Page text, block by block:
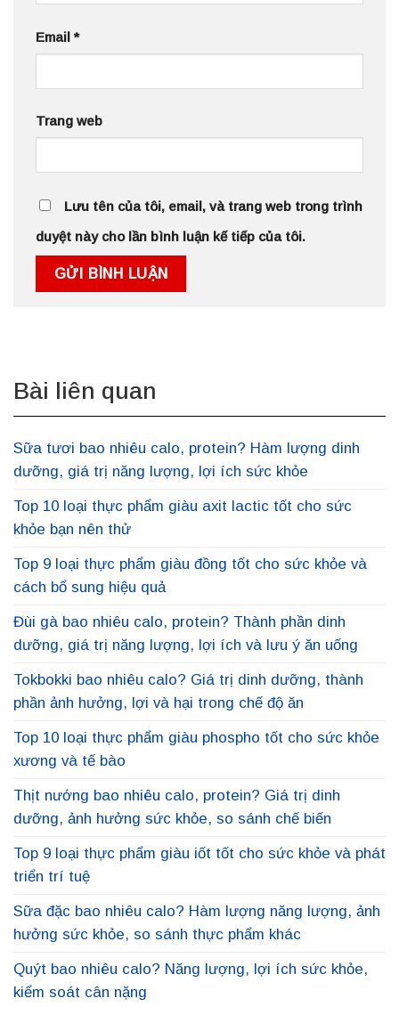
Bài liên quan
Sữa tươi bao nhiêu calo, protein? Hàm lượng dinh
dưỡng, giá trị năng lượng, lợi ích sức khỏe
Top 10 loại thực phẩm giàu axit lactic tốt cho sức
khỏe bạn nên thử
Top 9 loại thực phẩm giàu đồng tốt cho sức khỏe và
cách bổ sung hiệu quả
Đùi gà bao nhiêu calo, protein? Thành phần dinh
dưỡng, giá trị năng lượng, lợi ích và lưu ý ăn uống
Tokbokki bao nhiêu calo? Giá trị dinh dưỡng, thành
phần ảnh hưởng, lợi và hại trong chế độ ăn
Top 10 loại thực phẩm giàu phospho tốt cho sức khỏe
xương và tế bào
Thịt nướng bao nhiêu calo, protein? Giá trị dinh
dưỡng, ảnh hưởng sức khỏe, so sánh chế biến
Top 9 loại thực phẩm giàu iốt tốt cho sức khỏe và phát
triển trí tuệ
Sữa đặc bao nhiêu calo? Hàm lượng năng lượng, ảnh
hưởng sức khỏe, so sánh thực phẩm khác
Quýt bao nhiêu calo? Năng lượng, lợi ích sức khỏe,
kiểm soát cân nặng
Email*
Trang web
Lưu tên của tôi, email, và trang web trong trình
duyệt này cho lần bình luận kế tiếp của tôi.